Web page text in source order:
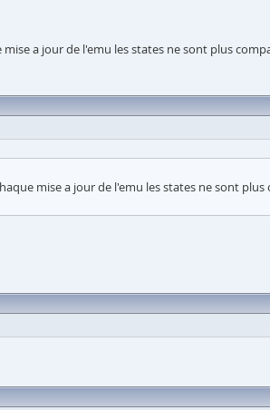
a jour de l'emu les states ne sont plus
mise a jour de l'emu les states ne sont